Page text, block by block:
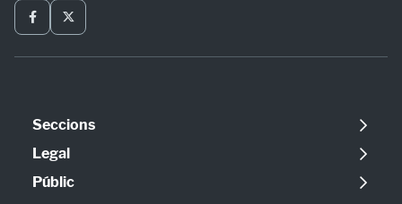
Seccions
Política
Opinió
Legal
Avís legal
Públic